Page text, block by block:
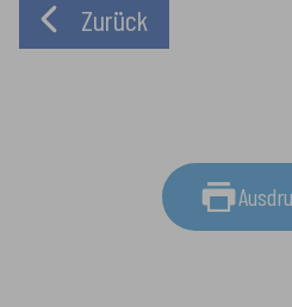
Zurück